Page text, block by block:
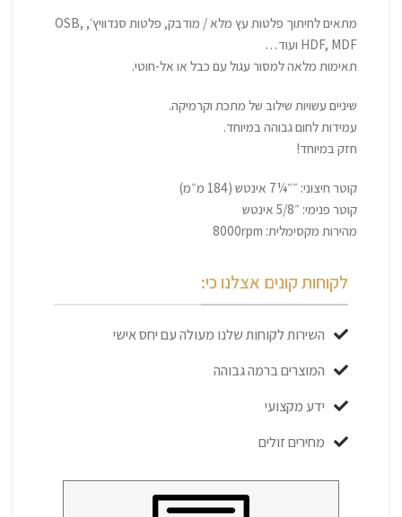
מתאים לחיתוך פלטות עץ מלא / מודבק, פלטות סנדוויץ׳, OSB,
HDF, MDF ועוד…
תאימות מלאה למסור עגול עם כבל או אל-חוטי.
שיניים עשויות שילוב של מתכת וקרמיקה.
עמידות לחום גבוהה במיוחד.
חזק במיוחד!
קוטר חיצוני: ״״¼7 אינטש (184 מ״מ)
קוטר פנימי: ״5/8 אינטש
מהירות מקסימלית: 8000rpm
לקוחות קונים אצלנו כי:
השירות לקוחות שלנו מעולה עם יחס אישי
המוצרים ברמה גבוהה
ידע מקצועי
מחירים זולים